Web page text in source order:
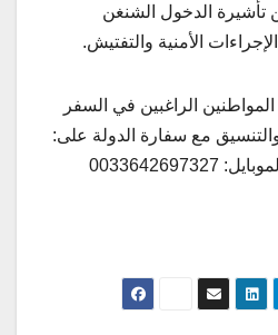
تأشيرة الدخول الشنغن
الأمنية والتفتيش.
الراغبين في السفر
مع سفارة الدولة على: